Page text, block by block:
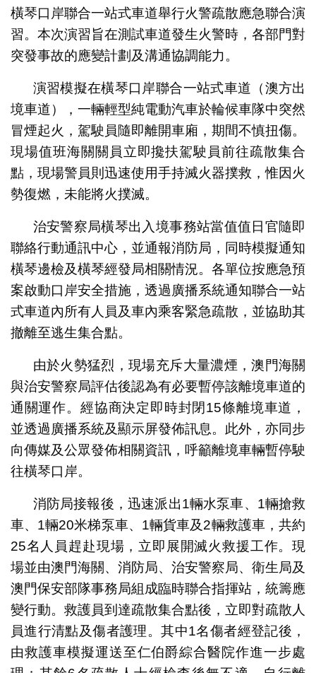
橫琴口岸聯合一站式車道舉行火警疏散應急聯合演
習。本次演習旨在測試車道發生火警時，各部門對
突發事故的應變計劃及溝通協調能力。
演習模擬在橫琴口岸聯合一站式車道（澳方出
境車道），一輛輕型純電動汽車於輪候車隊中突然
冒煙起火，駕駛員隨即離開車廂，期間不慎扭傷。
現場值班海關關員立即攙扶駕駛員前往疏散集合
點，現場警員則迅速使用手持滅火器撲救，惟因火
勢復燃，未能將火撲滅。
治安警察局橫琴出入境事務站當值值日官隨即
聯絡行動通訊中心，並通報消防局，同時模擬通知
橫琴邊檢及橫琴經發局相關情況。各單位按應急預
案啟動口岸安全措施，透過廣播系統通知聯合一站
式車道內所有人員及車內乘客緊急疏散，並協助其
撤離至逃生集合點。
由於火勢猛烈，現場充斥大量濃煙，澳門海關
與治安警察局評估後認為有必要暫停該離境車道的
通關運作。經協商決定即時封閉15條離境車道，
並透過廣播系統及顯示屏發佈訊息。此外，亦同步
向傳媒及公眾發佈相關資訊，呼籲離境車輛暫停駛
往橫琴口岸。
消防局接報後，迅速派出1輛水泵車、1輛搶救
車、1輛20米梯泵車、1輛貨車及2輛救護車，共約
25名人員趕赴現場，立即展開滅火救援工作。現
場並由澳門海關、消防局、治安警察局、衛生局及
澳門保安部隊事務局組成臨時聯合指揮站，統籌應
變行動。救護員到達疏散集合點後，立即對疏散人
員進行清點及傷者護理。其中1名傷者經登記後，
由救護車模擬運送至仁伯爵綜合醫院作進一步處